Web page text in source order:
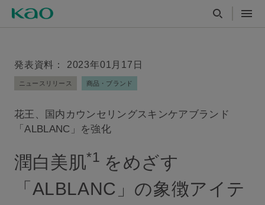
発表資料： 2023年01月17日
ニュースリリース 商品・ブランド
花王、国内カウンセリングスキンケアブランド
「ALBLANC」を強化
潤白美肌*1 をめざす
「ALBLANC」の象徴アイテ